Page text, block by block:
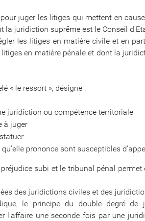
juger les litiges qui mettent en
la juridiction suprême est le Conseil
les litiges en matière civile et en
en matière pénale et dont la
« le ressort », désigne :
juridiction ou compétence territoriale
à juger
prononce sont susceptibles
subi et le tribunal pénal permet
des juridictions civiles et des
le principe du double degré de
l'affaire une seconde fois par une